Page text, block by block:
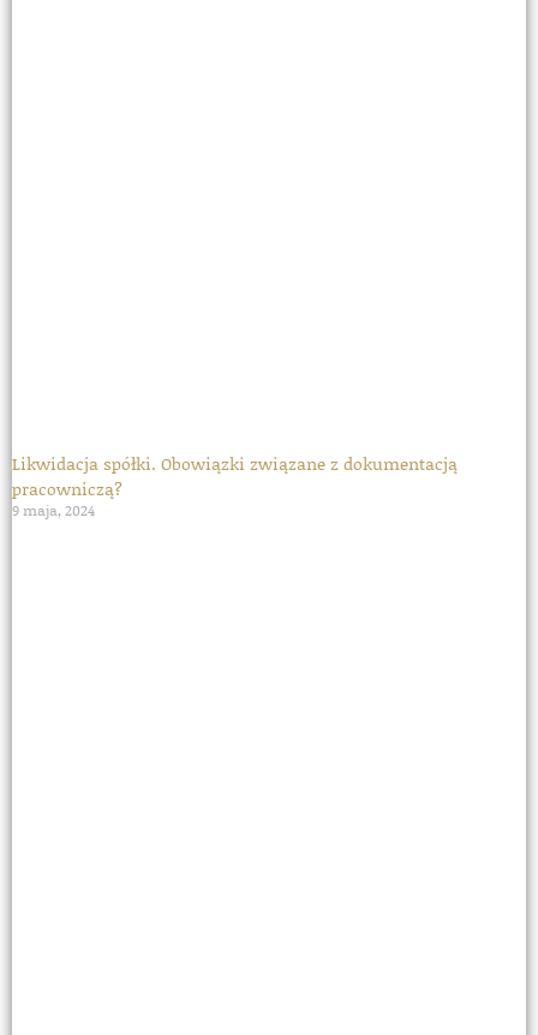
Likwidacja spółki. Obowiązki związane z dokumentacją
pracowniczą?
9 maja, 2024